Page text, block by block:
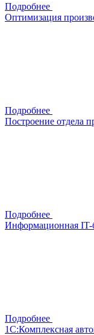
Подробнее
Оптимизация
Подробнее
Построение отдела
Подробнее
Информационная IT-
Подробнее
1С:Комплексная